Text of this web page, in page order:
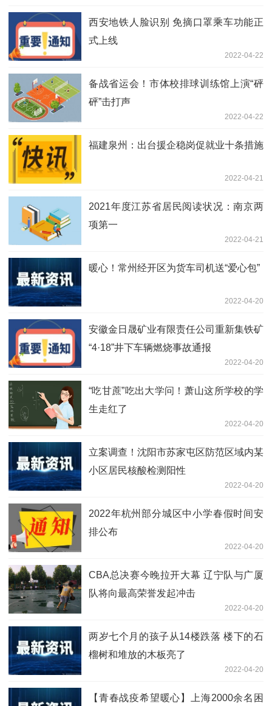
西安地铁人脸识别 免摘口罩乘车功能正
式上线
2022-04-22
备战省运会！市体校排球训练馆上演“砰
砰”击打声
2022-04-22
福建泉州：出台援企稳岗促就业十条措施
2022-04-21
2021年度江苏省居民阅读状况：南京两
项第一
2022-04-21
暖心！常州经开区为货车司机送“爱心包”
2022-04-20
安徽金日晟矿业有限责任公司重新集铁矿
“4·18”井下车辆燃烧事故通报
2022-04-20
“吃甘蔗”吃出大学问！萧山这所学校的学
生走红了
2022-04-20
立案调查！沈阳市苏家屯区防范区域内某
小区居民核酸检测阳性
2022-04-20
2022年杭州部分城区中小学春假时间安
排公布
2022-04-20
CBA总决赛今晚拉开大幕 辽宁队与广厦
队将向最高荣誉发起冲击
2022-04-20
两岁七个月的孩子从14楼跌落 楼下的石
榴树和堆放的木板亮了
2022-04-20
【青春战疫希望暖心】上海2000余名困